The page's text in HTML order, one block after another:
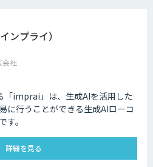
ンプライ）
会社
「imprai」は、生成AIを活用した
に行うことができる生成AIローコ
。
詳細を見る